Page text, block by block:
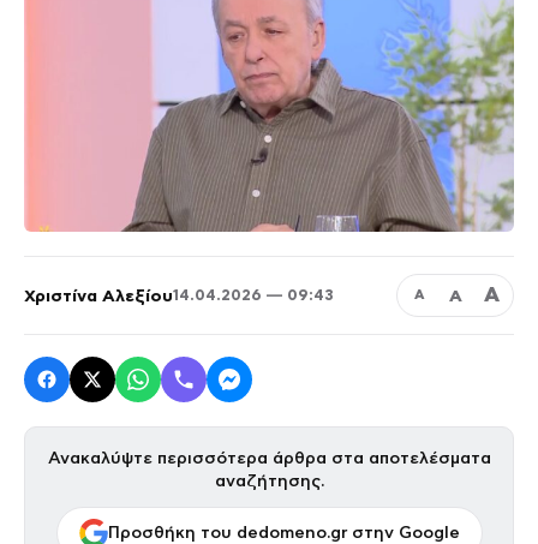
Χριστίνα Αλεξίου14.04.2026 — 09:43 Α Α Α
Ανακαλύψτε περισσότερα άρθρα στα αποτελέσματα
αναζήτησης.
Προσθήκη του dedomeno.gr στην Google